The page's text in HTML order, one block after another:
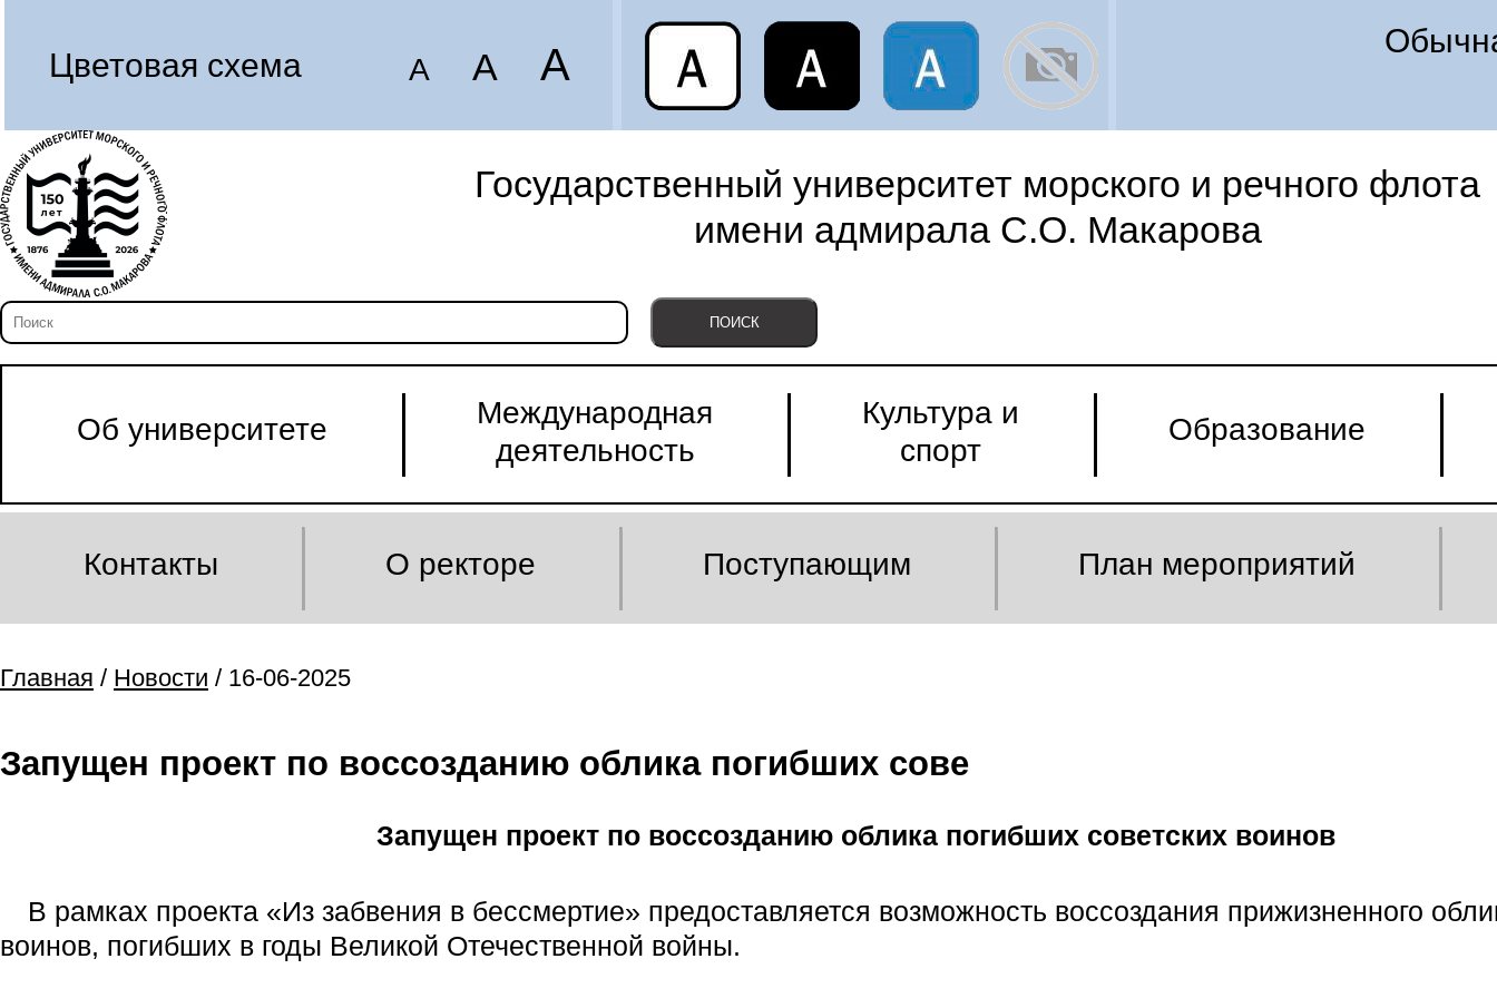
Цветовая схема A A A
Государственный университет морского и речного флота
имени адмирала С.О. Макарова
Об университете
Международная
деятельность
Культура и
спорт
Образование
Контакты О ректоре Поступающим План мероприятий
Главная / Новости / 16-06-2025
Запущен проект по воссозданию облика погибших сове
Запущен проект по воссозданию облика погибших советских воинов
В рамках проекта «Из забвения в бессмертие» предоставляется возможность воссоздания прижизненного
воинов, погибших в годы Великой Отечественной войны.